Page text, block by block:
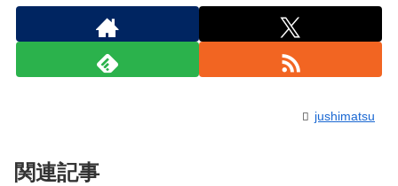
jushimatsu
関連記事